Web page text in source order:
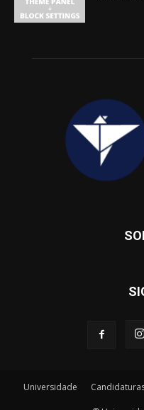
Universidade